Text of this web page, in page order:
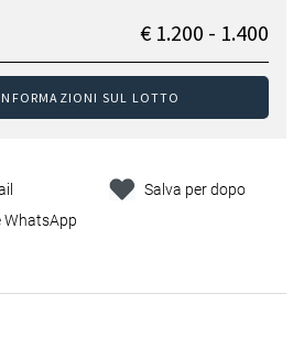
€ 1.200 - 1.400
SUL LOTTO
WhatsApp
Salva per dopo